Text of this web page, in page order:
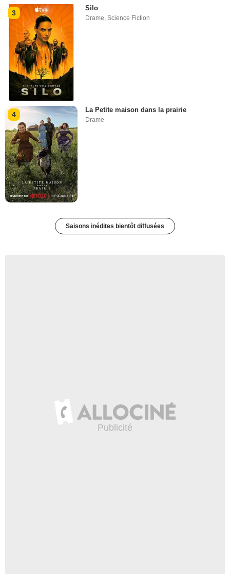
3
Silo
Drame ,Science Fiction
4
La Petite maison dans la prairie
Drame
Saisons inédites bientôt diffusées